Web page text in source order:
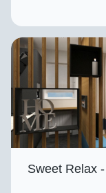
Sweet Relax